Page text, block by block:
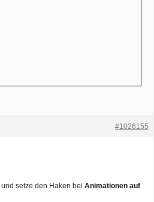
#1026155
und setze den Haken beiAnimationen auf